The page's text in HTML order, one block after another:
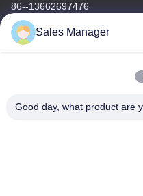
86--13662697476
fournisseur. -2026 Shenzhen
Sales Manager
Good day, what product are